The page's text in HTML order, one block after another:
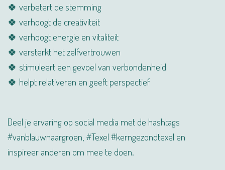
🍀 verbetert de stemming
🍀 verhoogt de creativiteit
🍀 verhoogt energie en vitaliteit
🍀 versterkt het zelfvertrouwen
🍀 stimuleert een gevoel van verbondenheid
🍀 helpt relativeren en geeft perspectief
Deel je ervaring op social media met de hashtags
#vanblauwnaargroen, #Texel #kerngezondtexel en
inspireer anderen om mee te doen.